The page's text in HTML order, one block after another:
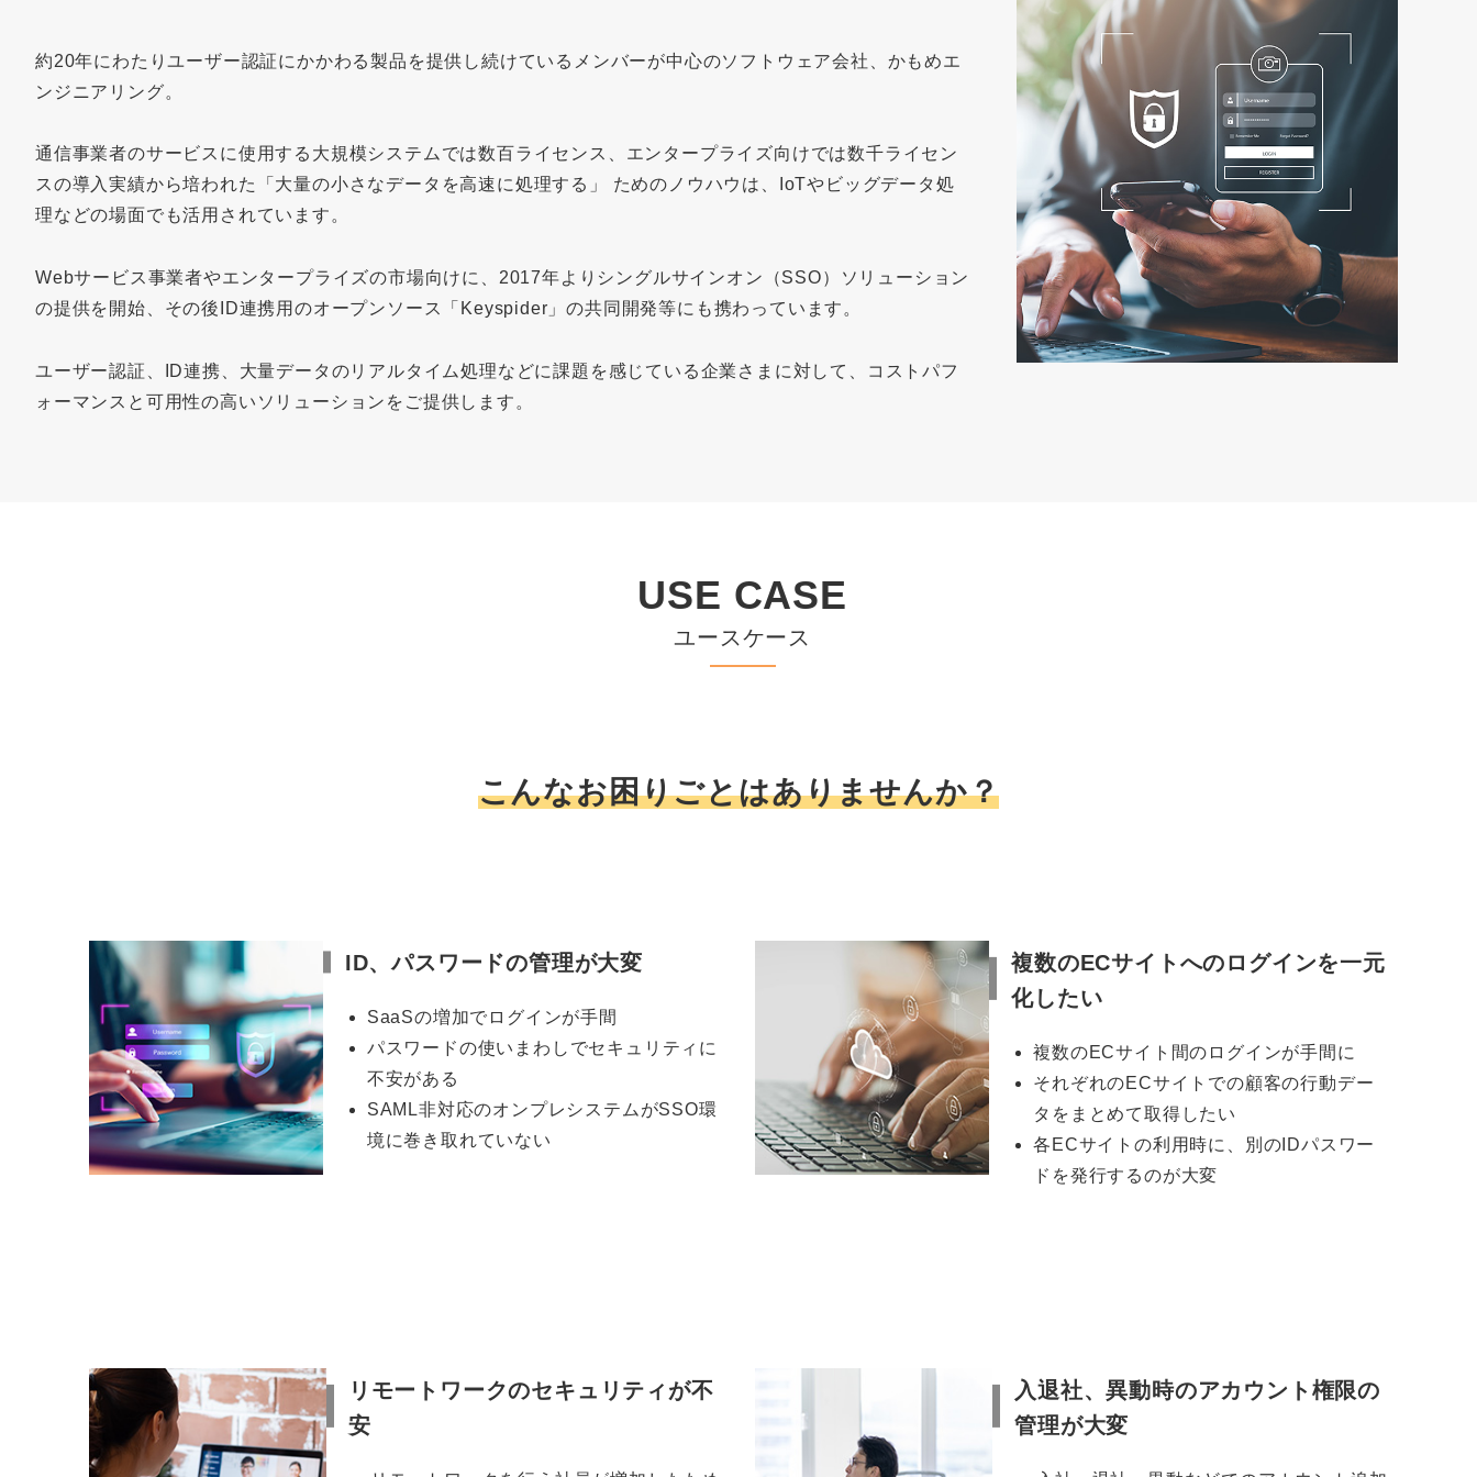
約20年にわたりユーザー認証にかかわる製品を提供し続けているメンバーが中心のソフトウェア会社、かもめエ
ンジニアリング。
通信事業者のサービスに使用する大規模システムでは数百ライセンス、エンタープライズ向けでは数千ライセン
スの導入実績から培われた「大量の小さなデータを高速に処理する」 ためのノウハウは、IoTやビッグデータ処
理などの場面でも活用されています。
Webサービス事業者やエンタープライズの市場向けに、2017年よりシングルサインオン（SSO）ソリューション
の提供を開始、その後ID連携用のオープンソース「Keyspider」の共同開発等にも携わっています。
ユーザー認証、ID連携、大量データのリアルタイム処理などに課題を感じている企業さまに対して、コストパフ
ォーマンスと可用性の高いソリューションをご提供します。
USE CASE
ユースケース
こんなお困りごとはありませんか？
ID、パスワードの管理が大変
SaaSの増加でログインが手間
パスワードの使いまわしでセキュリティに
不安がある
SAML非対応のオンプレシステムがSSO環
境に巻き取れていない
複数のECサイトへのログインを一元
化したい
複数のECサイト間のログインが手間に
それぞれのECサイトでの顧客の行動デー
タをまとめて取得したい
各ECサイトの利用時に、別のIDパスワー
ドを発行するのが大変
リモートワークのセキュリティが不
安
入退社、異動時のアカウント権限の
管理が大変